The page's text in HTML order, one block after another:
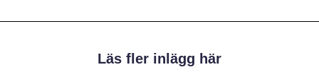
Läs fler inlägg här